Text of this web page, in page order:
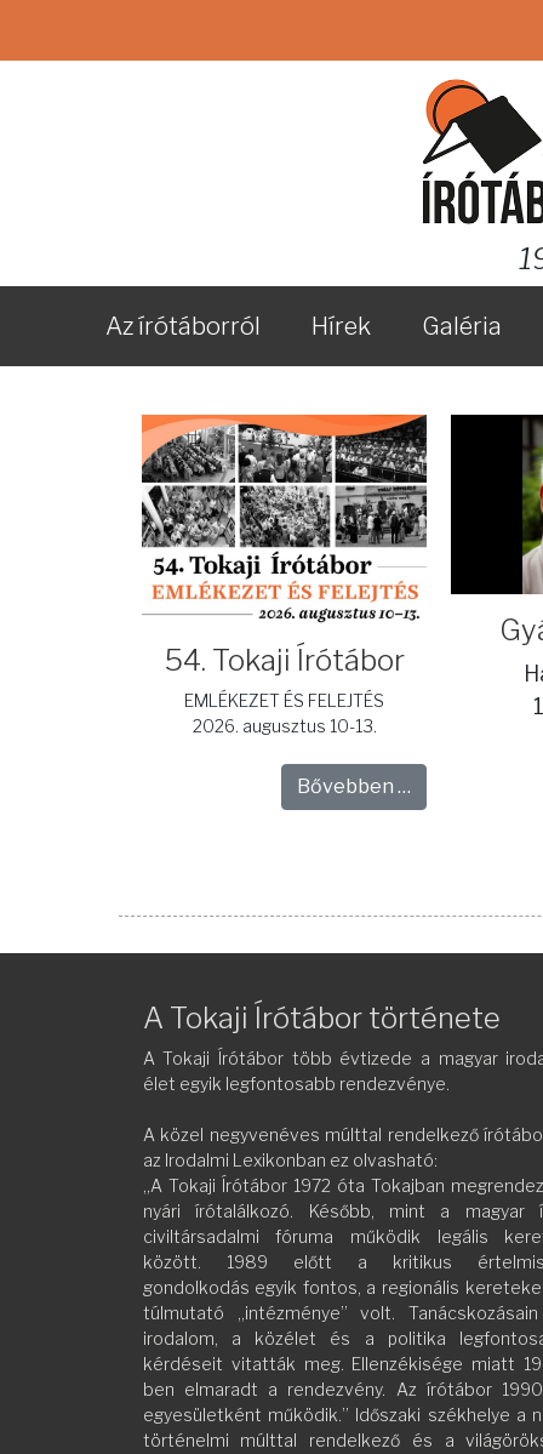
Az írótáborról Hírek Galéria
54. Tokaji Írótábor
EMLÉKEZET ÉS FELEJTÉS
2026. augusztus 10-13.
Bővebben …
A Tokaji Írótábor története
A Tokaji Írótábor több évtizede a magyar
élet egyik legfontosabb rendezvénye.
A közel negyvenéves múlttal rendelkező
az Irodalmi Lexikonban ez olvasható:
„A Tokaji Írótábor 1972 óta Tokajban
nyári írótalálkozó. Később, mint a magyar
civiltársadalmi fóruma működik legális
között. 1989 előtt a kritikus
gondolkodás egyik fontos, a regionális
túlmutató „intézménye” volt.
irodalom, a közélet és a politika
kérdéseit vitatták meg. Ellenzékisége miatt
ben elmaradt a rendezvény. Az írótábor
egyesületként működik.” Időszaki székhelye a
történelmi múlttal rendelkező és a